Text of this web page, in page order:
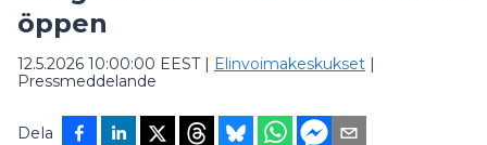
öppen
12.5.2026 10:00:00 EEST| Elinvoimakeskukset |
Pressmeddelande
Dela